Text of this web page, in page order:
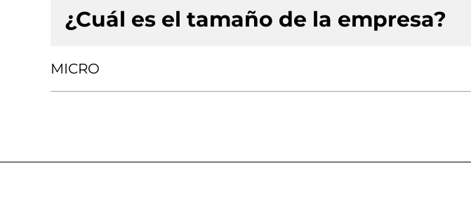
¿Cuál es el tamaño de la empresa?
MICRO